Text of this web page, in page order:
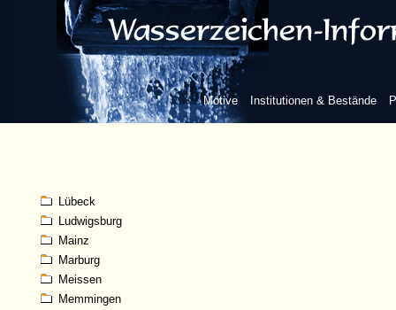
Motive Institutionen & Bestände
Karlsruhe
Kassel
Kempten (Allgäu)
Kleve
Koblenz
Köln
Königsberg
Lübeck
Ludwigsburg
Mainz
Marburg
Meissen
Memmingen